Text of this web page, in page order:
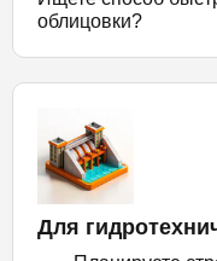
облицовки?
Для